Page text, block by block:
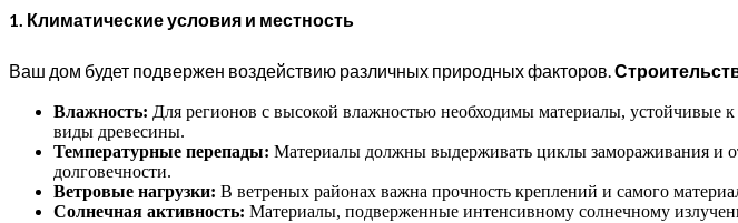
1. Климатические условия и местность
Ваш дом будет подвержен воздействию различных природных факторов.
Влажность: Для регионов с высокой влажностью необходимы материалы, устойчивые
виды древесины.
Температурные перепады: Материалы должны выдерживать циклы замораживания и
долговечности.
Ветровые нагрузки: В ветреных районах важна прочность креплений и самого
Солнечная активность: Материалы, подверженные интенсивному солнечному